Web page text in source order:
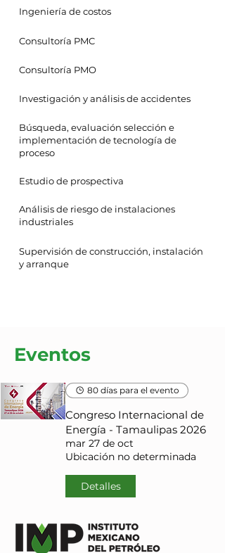
Ingeniería de costos
Consultoría PMC
Consultoría PMO
Investigación y análisis de accidentes
Búsqueda, evaluación selección e
implementación de tecnología de
proceso
Estudio de prospectiva
Análisis de riesgo de instalaciones
industriales
Supervisión de construcción, instalación
y arranque
Eventos
80 días para el evento
Congreso Internacional de
Energía - Tamaulipas 2026
mar 27 de oct
Ubicación no determinada
Detalles